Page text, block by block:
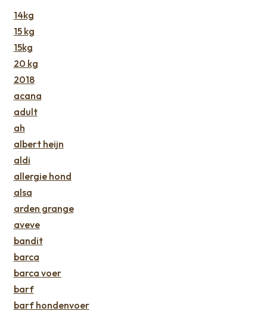
14kg
15 kg
15kg
20 kg
2018
acana
adult
ah
albert heijn
aldi
allergie hond
alsa
arden grange
aveve
bandit
barca
barca voer
barf
barf hondenvoer